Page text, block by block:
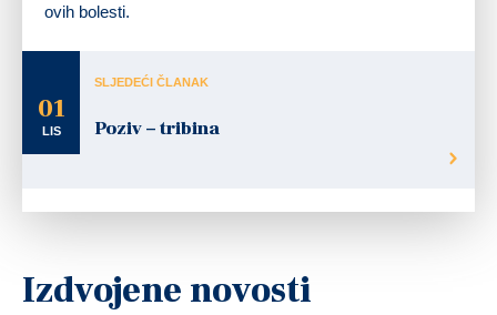
ovih bolesti.
01
LIS
SLJEDEĆI ČLANAK
Poziv – tribina
Izdvojene novosti